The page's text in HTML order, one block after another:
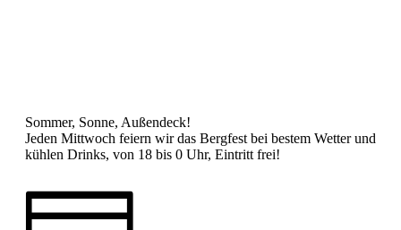
Sommer, Sonne, Außendeck!
Jeden Mittwoch feiern wir das Bergfest bei bestem Wetter und
kühlen Drinks, von 18 bis 0 Uhr, Eintritt frei!